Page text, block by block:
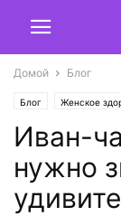
Домой Блог
Блог Женское
Иван-
нужно